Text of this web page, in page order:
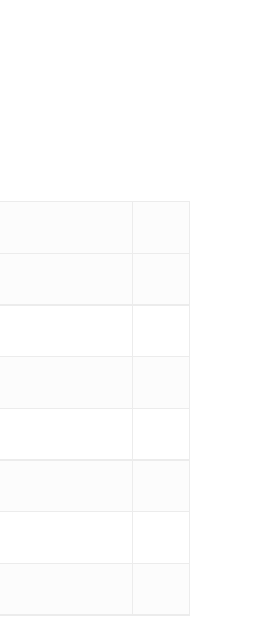
vide.